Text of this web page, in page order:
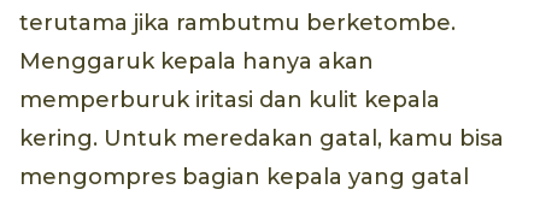
terutama jika rambutmu berketombe.
Menggaruk kepala hanya akan
memperburuk iritasi dan kulit kepala
kering. Untuk meredakan gatal, kamu bisa
mengompres bagian kepala yang gatal